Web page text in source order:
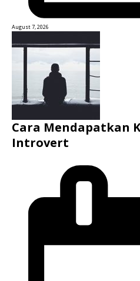
August 7, 2026
Cara Mendapatkan
Introvert